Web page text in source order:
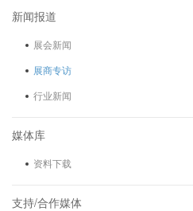
新闻报道
展会新闻
展商专访
行业新闻
媒体库
资料下载
支持/合作媒体